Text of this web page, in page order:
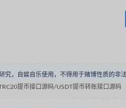
究，自娱自乐使用，不得用于赌博性质的非
提币接口源码/USDT提币转账接口源码